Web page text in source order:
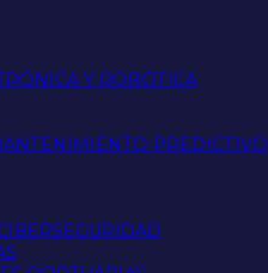
Y ROBÓTICA
PREDICTIVO